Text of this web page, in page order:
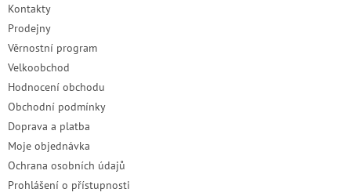
Kontakty
Prodejny
Věrnostní program
Velkoobchod
Hodnocení obchodu
Obchodní podmínky
Doprava a platba
Moje objednávka
Ochrana osobních údajů
Prohlášení o přístupnosti